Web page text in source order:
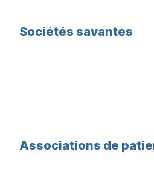
Sociétés savantes
Associations de